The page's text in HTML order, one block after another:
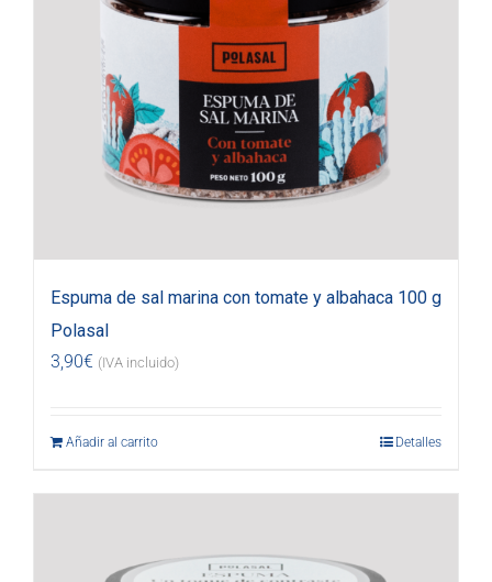
Espuma de sal marina con tomate y albahaca 100 g
Polasal
3,90€ (IVA incluido)
Añadir al carrito Detalles